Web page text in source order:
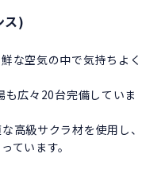
ス)
な空気の中で気持ちよく
広々20台完備していま
高級サクラ材を使用し、
ています。